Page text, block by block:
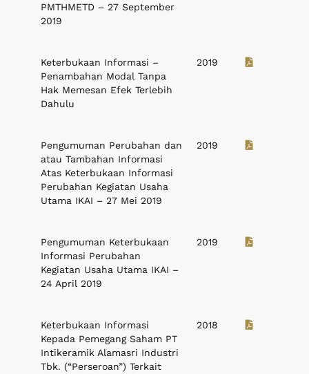
PMTHMETD – 27 September
2019
Keterbukaan Informasi –
Penambahan Modal Tanpa
Hak Memesan Efek Terlebih
Dahulu
2019
Pengumuman Perubahan dan
atau Tambahan Informasi
Atas Keterbukaan Informasi
Perubahan Kegiatan Usaha
Utama IKAI – 27 Mei 2019
2019
Pengumuman Keterbukaan
Informasi Perubahan
Kegiatan Usaha Utama IKAI –
24 April 2019
2019
Keterbukaan Informasi
Kepada Pemegang Saham PT
Intikeramik Alamasri Industri
Tbk. (“Perseroan”) Terkait
2018